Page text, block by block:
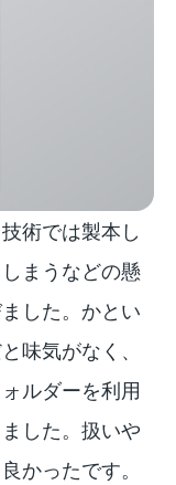
術では製本し
まうなどの懸
した。かとい
味気がなく、
ルダーを利用
ました。扱いや
かったです。